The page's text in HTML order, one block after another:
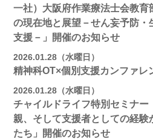
一社）大阪府作業療法士会教育
の現在地と展望－せん妄予防・
支援－」開催のお知らせ
2026.01.28（水曜日）
精神科OT×個別支援カンファレ
2026.01.28（水曜日）
チャイルドライフ特別セミナー
親、そして支援者としての経
たち」開催のお知らせ